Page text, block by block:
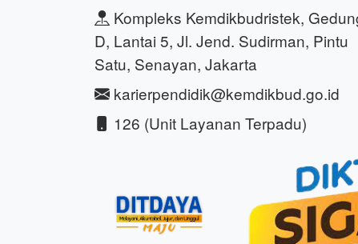
Kompleks Kemdikbudristek,
D, Lantai 5, Jl. Jend. Sudirman, Pintu
Satu, Senayan, Jakarta
karierpendidik@kemdikbud.go.id
126 (Unit Layanan Terpadu)